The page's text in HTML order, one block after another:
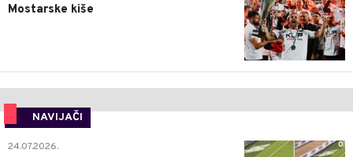
Mostarske kiše
NAVIJAČI
0
24.07.2026.